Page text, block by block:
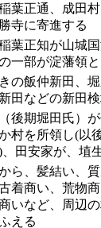
葉正通、成田
寺に寄進する
葉正知が山城
一部が淀藩領
の飯仲新田、
田などの新田
後期堀田氏）
村を所領し(以
田安家が、埴
ら、髪結い、
着商い、荒物
いなど、周辺
える